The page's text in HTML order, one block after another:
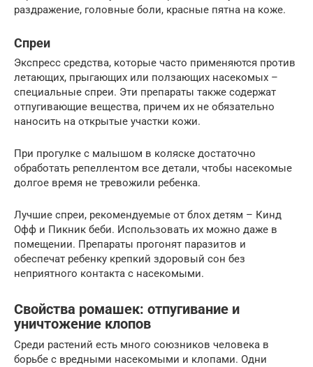
раздражение, головные боли, красные пятна на коже.
Спреи
Экспресс средства, которые часто применяются против
летающих, прыгающих или ползающих насекомых –
специальные спреи. Эти препараты также содержат
отпугивающие вещества, причем их не обязательно
наносить на открытые участки кожи.
При прогулке с малышом в коляске достаточно
обработать репеллентом все детали, чтобы насекомые
долгое время не тревожили ребенка.
Лучшие спреи, рекомендуемые от блох детям – Кинд
Офф и Пикник беби. Использовать их можно даже в
помещении. Препараты прогонят паразитов и
обеспечат ребенку крепкий здоровый сон без
неприятного контакта с насекомыми.
Свойства ромашек: отпугивание и
уничтожение клопов
Среди растений есть много союзников человека в
борьбе с вредными насекомыми и клопами. Одни